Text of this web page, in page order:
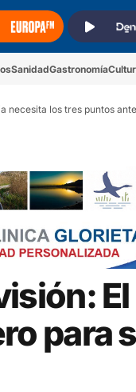
SanidadGastronomía
necesita los tres puntos
para